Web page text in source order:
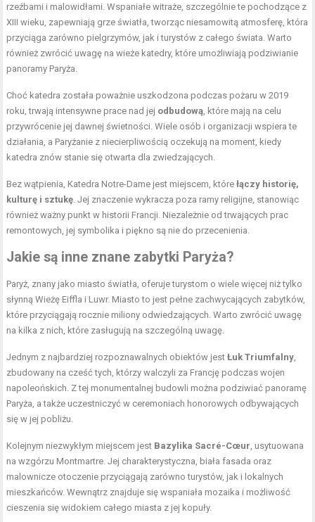
rzeźbami i malowidłami. Wspaniałe witraże, szczególnie te pochodzące z
XIII wieku, zapewniają grze światła, tworząc niesamowitą atmosferę, która
przyciąga zarówno pielgrzymów, jak i turystów z całego świata. Warto
również zwrócić uwagę na wieże katedry, które umożliwiają podziwianie
panoramy Paryża.
Choć katedra została poważnie uszkodzona podczas pożaru w 2019
roku, trwają intensywne prace nad jej odbudową , które mają na celu
przywrócenie jej dawnej świetności. Wiele osób i organizacji wspiera te
działania, a Paryżanie z niecierpliwością oczekują na moment, kiedy
katedra znów stanie się otwarta dla zwiedzających.
Bez wątpienia, Katedra Notre-Dame jest miejscem, którełączy historię,
kulturę i sztukę . Jej znaczenie wykracza poza ramy religijne, stanowiąc
również ważny punkt w historii Francji. Niezależnie od trwających prac
remontowych, jej symbolika i piękno są nie do przecenienia.
Jakie są inne znane zabytki Paryża?
Paryż, znany jako miasto światła, oferuje turystom o wiele więcej niż tylko
słynną Wieżę Eiffla i Luwr. Miasto to jest pełne zachwycających zabytków,
które przyciągają rocznie miliony odwiedzających. Warto zwrócić uwagę
na kilka z nich, które zasługują na szczególną uwagę.
Jednym z najbardziej rozpoznawalnych obiektów jestŁuk Triumfalny
zbudowany na cześć tych, którzy walczyli za Francję podczas wojen
napoleońskich. Z tej monumentalnej budowli można podziwiać panoramę
Paryża, a także uczestniczyć w ceremoniach honorowych odbywających
się w jej pobliżu.
Kolejnym niezwykłym miejscem jest Bazylika Sacré-Cœur , usytuowana
na wzgórzu Montmartre. Jej charakterystyczna, biała fasada oraz
malownicze otoczenie przyciągają zarówno turystów, jak i lokalnych
mieszkańców. Wewnątrz znajduje się wspaniała mozaika i możliwość
cieszenia się widokiem całego miasta z jej kopuły.